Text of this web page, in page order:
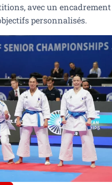
avec un encadrement
personnalisés.